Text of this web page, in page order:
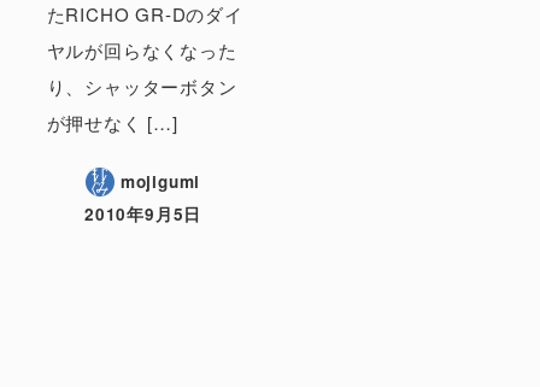
たRICHO GR-Dのダイ
ヤルが回らなくなった
り、シャッターボタン
が押せなく […]
mojigumi
2010年9月5日